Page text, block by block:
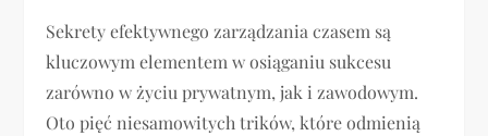
Sekrety efektywnego zarządzania czasem są
kluczowym elementem w osiąganiu sukcesu
zarówno w życiu prywatnym, jak i zawodowym.
Oto pięć niesamowitych trików, które odmienią